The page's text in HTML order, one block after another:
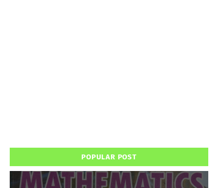
POPULAR POST